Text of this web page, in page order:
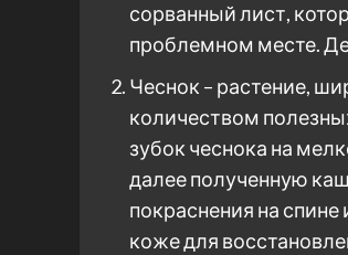
сорванный лист,
проблемном месте.
Чеснок – растение,
количеством
зубок чеснока на
далее полученную
покраснения на
коже для